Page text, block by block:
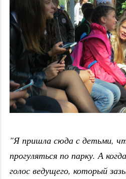
"Я пришла сюда с детьми,
прогуляться по парку. А
голос ведущего, который